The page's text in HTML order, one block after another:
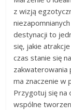
z wizją
destynacji to
się, jakie
czas stanie się
zakwaterowania
ma znaczenie w
Przygotuj się na
wspólne